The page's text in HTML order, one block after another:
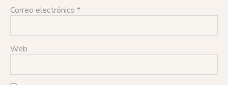
Correo electrónico *
Web